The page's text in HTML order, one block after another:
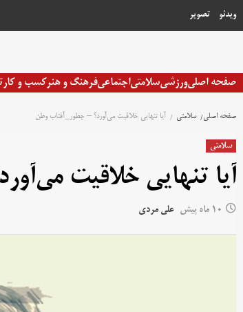
به
ویدئو تصویر
صفحه اصلیورزشیسلامتیاجتماعیفرهنگ و هنرکسب و کار
صفحه اصلی سلامتی آیا تنهایی خلاقیت می‌آورد؟ – چطور_آفتاب وطن
سلامتی
آیا تنهایی خلاقیت
10 ماه پیش علی مردی